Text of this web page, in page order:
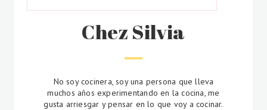
Chez Silvia
No soy cocinera, soy una persona que lleva
muchos años experimentando en la cocina, me
gusta arriesgar y pensar en lo que voy a cocinar.